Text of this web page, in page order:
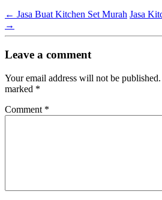
← Jasa Buat Kitchen Set Murah Jasa
→
Leave a comment
Your email address will not be published.
marked *
Comment *